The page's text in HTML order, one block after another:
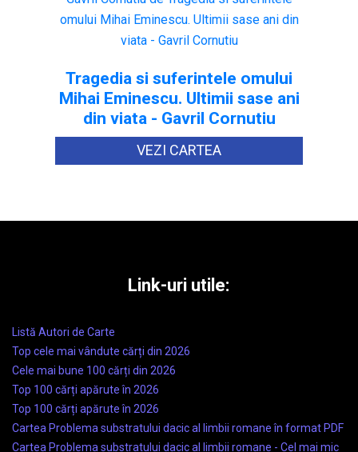
Tragedia si suferintele omului
Mihai Eminescu. Ultimii sase ani
din viata - Gavril Cornutiu
VEZI CARTEA
Link-uri utile:
Listă Autori de Carte
Top cele mai vândute cărți din 2026
Cele mai bune 100 cărți din 2026
Top 100 cărți apărute în 2026
Top 100 cărți apărute în 2026
Cartea Problema substratului dacic al limbii romane în format PDF
Cartea Problema substratului dacic al limbii romane - Cel mai mic